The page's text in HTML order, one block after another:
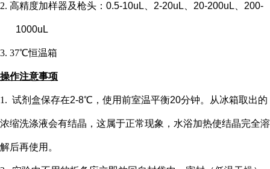
2. 高精度加样器及枪头： 0.5-10uL、2-20uL、20-200uL、200-
1000uL
3. 37℃恒温箱
操作注意事项
1. 试剂盒保存在2-8℃，使用前室温平衡20分钟。从冰箱取出的
浓缩洗涤液会有结晶，这属于正常现象，水浴加热使结晶完全溶
解后再使用。